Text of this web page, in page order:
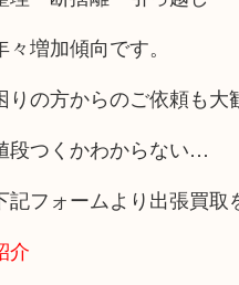
増加傾向です。
の方からのご依頼も大
段つくかわからない…
フォームより出張買取
介